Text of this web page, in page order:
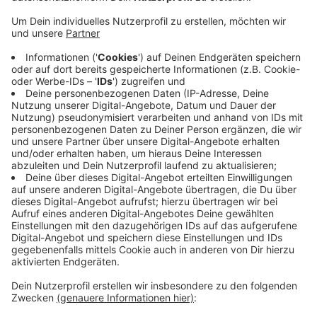
Anzeige
Derzeit seien die Inzidenzzahlen im Kreis auf einem
sehr niedrigen Niveau. Die Entwicklung in den
Niederlanden zeige, wie schnell sich das ändern kann.
Hier sei die Inzidenz binnen zwei Wochen auf 343
angestiegen. Die Impfung sei neben den Abstands-
und Hygienemaßnahmen das wirksamste Mittel, um
die Verbreitung des Corona-Virus zu verlangsamen.
Impfstoff stehe endlich in ausreichender Menge zur
Verfügung, so Gorißen abschließend.
Anzeige